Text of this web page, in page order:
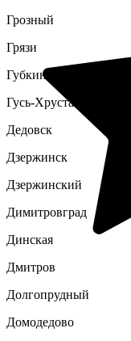
Грозный
Грязи
Губкин
Гусь-Хрустальный
Дедовск
Дзержинск
Дзержинский
Димитровград
Динская
Дмитров
Долгопрудный
Домодедово